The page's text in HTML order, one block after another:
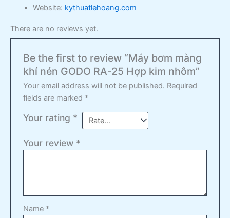
Website: kythuatlehoang.com
There are no reviews yet.
Be the first to review “Máy bơm màng
khí nén GODO RA-25 Hợp kim nhôm”
Your email address will not be published. Required
fields are marked *
Your rating *
Your review *
Name *